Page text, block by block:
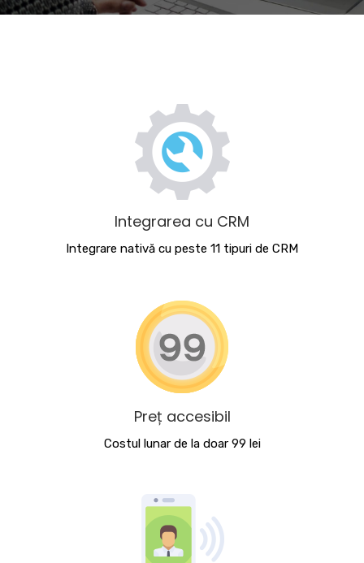
Integrarea cu CRM
Integrare nativă cu peste 11 tipuri de CRM
Preț accesibil
Costul lunar de la doar 99 lei